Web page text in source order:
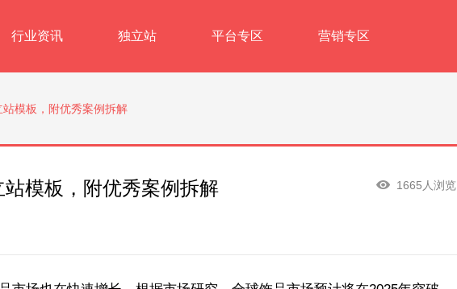
行业资讯 独立站 平台专区 营销专区
模板，附优秀案例拆解
模板，附优秀案例拆解 1665人浏览